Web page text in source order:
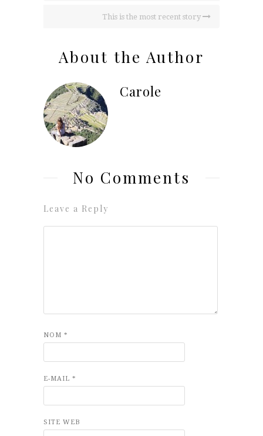
This is the most recent story
About the Author
Carole
No Comments
Leave a Reply
NOM *
E-MAIL *
SITE WEB